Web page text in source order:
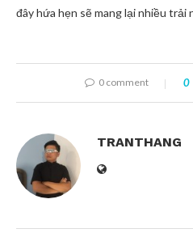
đây hứa hẹn sẽ mang lại nhiều trải
0 comment 0
TRANTHANG